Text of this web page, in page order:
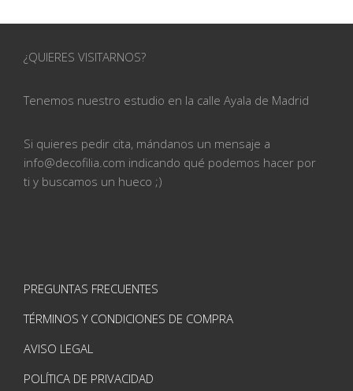
¿QUIERES VISITARNOS?
Tenemos nuestro estudio en la calle Ayala de Madrid
Si quieres pedir cita, mándanos un mensaje a
info@decofilia.com indicando qué podemos hacer por
ti y buscamos un hueco ;)
PREGUNTAS FRECUENTES
TÉRMINOS Y CONDICIONES DE COMPRA
AVISO LEGAL
POLÍTICA DE PRIVACIDAD